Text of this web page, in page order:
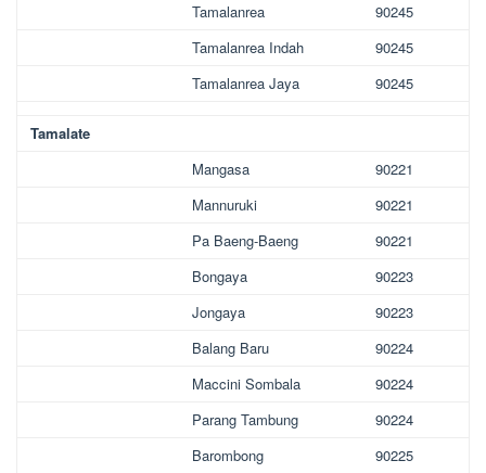
Tamalanrea
90245
Tamalanrea Indah
90245
Tamalanrea Jaya
90245
Tamalate
Mangasa
90221
Mannuruki
90221
Pa Baeng-Baeng
90221
Bongaya
90223
Jongaya
90223
Balang Baru
90224
Maccini Sombala
90224
Parang Tambung
90224
Barombong
90225